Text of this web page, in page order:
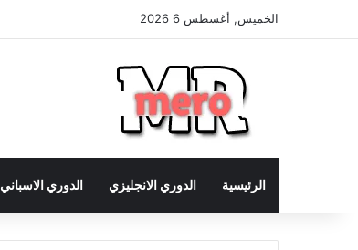
الخميس, أغسطس 6 2026
الرئيسية الدوري الانجليزي الدوري الاسباني